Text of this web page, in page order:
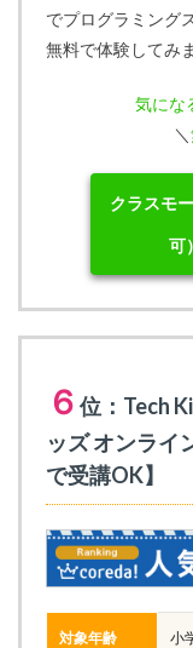
でプログラミング
無料で体験してみ
気にな
＼
クラスモ
可
６ 位：Tech
ッズ オンライ
で受講OK】
対象年齢 小